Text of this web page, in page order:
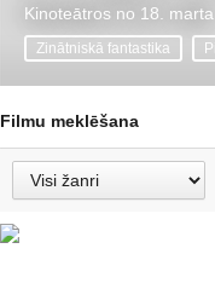
Kinoteātros no 18. marta
Zinātniskā fantastika
Filmu meklēšana